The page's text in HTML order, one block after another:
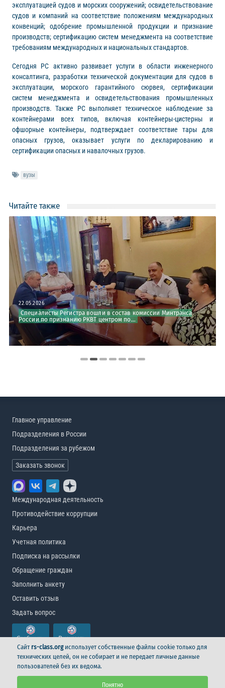
эксплуатацией судов и морских сооружений; освидетельствование
судов и компаний на соответствие положениям международных
конвенций; одобрение промышленной продукции и признание
производств; сертификацию систем менеджмента на соответствие
требованиям международных и национальных стандартов.
Сегодня РС активно развивает услуги в области инженерного
консалтинга, разработки технической документации для судов в
эксплуатации, морского гарантийного сюрвея, сертификации
систем менеджмента и освидетельствования промышленных
производств. Также РС выполняет техническое наблюдение за
контейнерами всех типов, включая контейнеры-цистерны и
офшорные контейнеры, подтверждает соответствие тары для
опасных грузов, оказывает услуги по декларированию и
сертификации опасных и навалочных грузов.
вузы
Читайте также
22.05.2026
Специалисты Регистра вошли в состав комиссии Минтранса
России по признанию РКВТ центром по...
20.05.2026
Азовский морской институт успешно прошел диагностический
аудит системы стандартов качества
Главное управление
Подразделения в России
Подразделения за рубежом
Заказать звонок
Международная деятельность
Противодействие коррупции
Карьера
Учетная политика
Подписка на рассылки
Обращение граждан
Заполнить анкету
Оставить отзыв
Задать вопрос
© Российский морской регистр судоходства, 2026
Логотип
Сайт rs-class.orgиспользует собственные файлы cookie только для
технических целей, он не собирает и не передает личные данные
пользователей без их ведома.
Понятно